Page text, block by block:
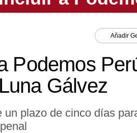
Añadir
Podemos
Gálvez
plazo de cinco días